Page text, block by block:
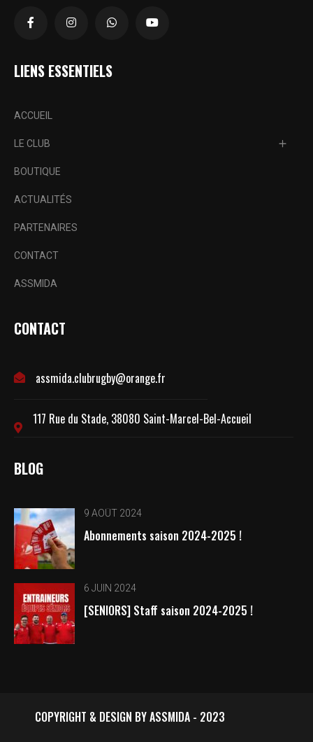
LIENS ESSENTIELS
ACCUEIL
LE CLUB
BOUTIQUE
ACTUALITÉS
PARTENAIRES
CONTACT
ASSMIDA
CONTACT
assmida.clubrugby@orange.fr
117 Rue du Stade, 38080 Saint-Marcel-Bel-Accueil
BLOG
9 AOÛT 2024
Abonnements saison 2024-2025 !
6 JUIN 2024
[SENIORS] Staff saison 2024-2025 !
COPYRIGHT & DESIGN BY ASSMIDA - 2023